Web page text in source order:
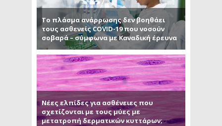
Το πλάσμα ανάρρωσης δεν βοηθάει
τους ασθενείς COVID-19 που νοσούν
σοβαρά – σύμφωνα με Καναδική έρευνα
Νέες ελπίδες για ασθένειες που
σχετίζονται με τους μύες με
μετατροπή δερματικών κυττάρων;